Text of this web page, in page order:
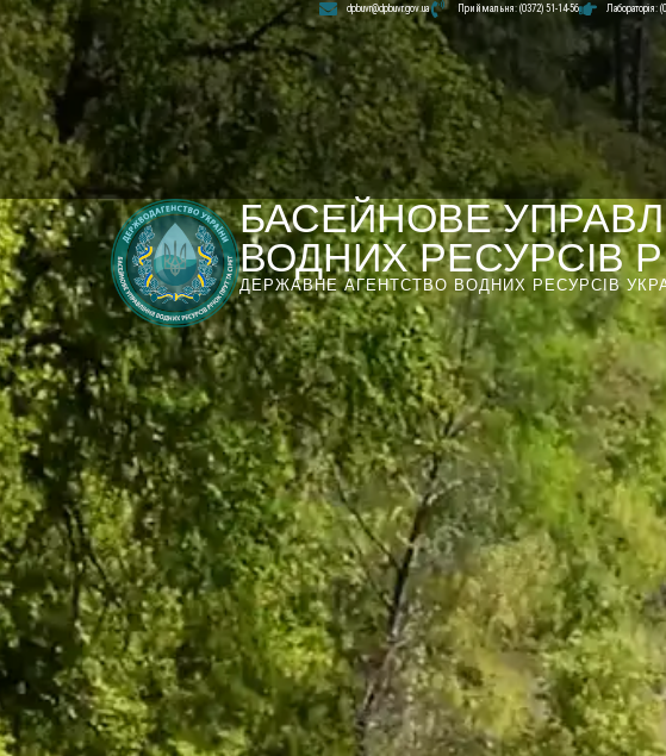
Лабораторія:
dpbuvr@dpbuvr.gov.ua Приймальня: (0372) 51-14-56
БАСЕЙНОВЕ
ВОДНИХ РЕСУРСІВ
ДЕРЖАВНЕ АГЕНТСТВО ВОДНИХ РЕСУРСІВ